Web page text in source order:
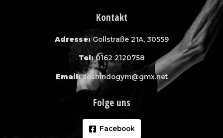
Kontakt
Adresse:Gollstraße 21A, 30559
Tel:0162 2120758
Email:soshindogym@gmx.net
Folge uns
Facebook